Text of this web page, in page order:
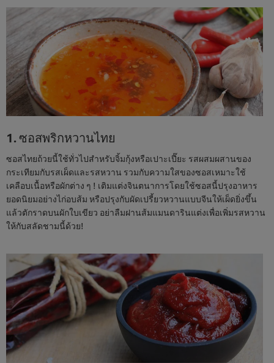
1. ซอสพริกหวานไทย
ซอสไทยถ้วยนี้ใช้ทั่วไปสำหรับจิ้มกุ้งหรือเปาะเปี๊ยะ รสผสมผสานของ
กระเทียมกับรสเผ็ดและรสหวาน รวมกับความใสของซอสเหมาะใช้
เคลือบเนื้อหรือผักต่าง ๆ ! เติมแต่งจินตนาการโดยใช้ซอสนี้ปรุงอาหาร
ยอดนิยมอย่างไก่อบส้ม หรือปรุงกับผัดเปรี้ยวหวานแบบจีนให้เผ็ดยิ่งขึ้น
แล้วตักราดบนผักใบเขียว อย่าลืมฝานส้มแมนดารินแต่งเพื่อเพิ่มรสหวาน
ให้กับสลัดชามนี้ด้วย!